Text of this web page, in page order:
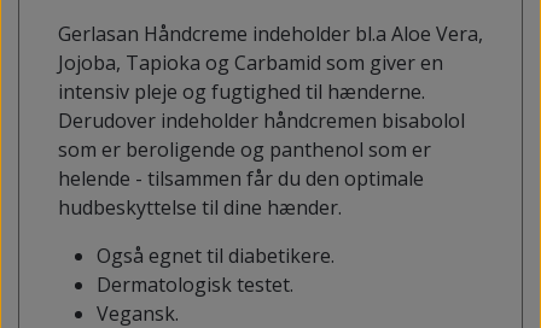
Gerlasan Håndcreme indeholder bl.a Aloe Vera,
Jojoba, Tapioka og Carbamid som giver en
intensiv pleje og fugtighed til hænderne.
Derudover indeholder håndcremen bisabolol
som er beroligende og panthenol som er
helende - tilsammen får du den optimale
hudbeskyttelse til dine hænder.
Også egnet til diabetikere.
Dermatologisk testet.
Vegansk.